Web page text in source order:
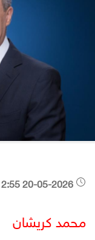
محمد كريشان